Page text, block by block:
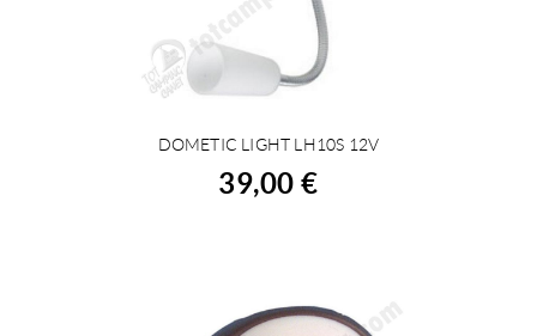
ACHETER
DOMETIC LIGHT LH10S 12V
39,00 €